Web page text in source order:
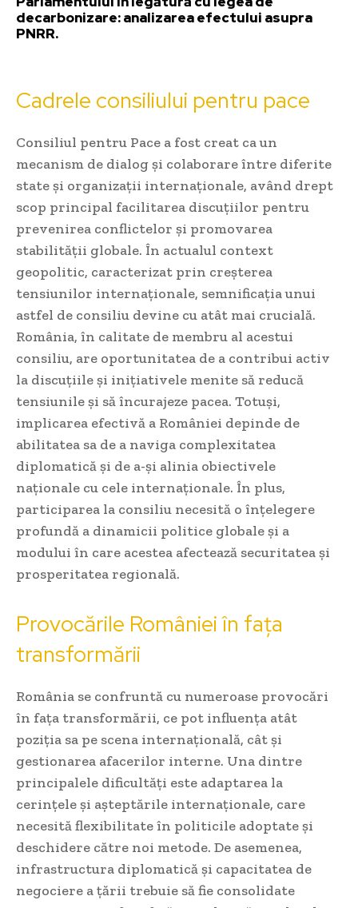
decarbonizare: analizarea efectului asupra
PNRR.
Cadrele consiliului pentru pace
Consiliul pentru Pace a fost creat ca un
mecanism de dialog și colaborare între diferite
state și organizații internaționale, având drept
scop principal facilitarea discuțiilor pentru
prevenirea conflictelor și promovarea
stabilității globale. În actualul context
geopolitic, caracterizat prin creșterea
tensiunilor internaționale, semnificația unui
astfel de consiliu devine cu atât mai crucială.
România, în calitate de membru al acestui
consiliu, are oportunitatea de a contribui activ
la discuțiile și inițiativele menite să reducă
tensiunile și să încurajeze pacea. Totuși,
implicarea efectivă a României depinde de
abilitatea sa de a naviga complexitatea
diplomatică și de a-și alinia obiectivele
naționale cu cele internaționale. În plus,
participarea la consiliu necesită o înțelegere
profundă a dinamicii politice globale și a
modului în care acestea afectează securitatea și
prosperitatea regională.
Provocările României în fața
transformării
România se confruntă cu numeroase provocări
în fața transformării, ce pot influența atât
poziția sa pe scena internațională, cât și
gestionarea afacerilor interne. Una dintre
principalele dificultăți este adaptarea la
cerințele și așteptările internaționale, care
necesită flexibilitate în politicile adoptate și
deschidere către noi metode. De asemenea,
infrastructura diplomatică și capacitatea de
negociere a țării trebuie să fie consolidate